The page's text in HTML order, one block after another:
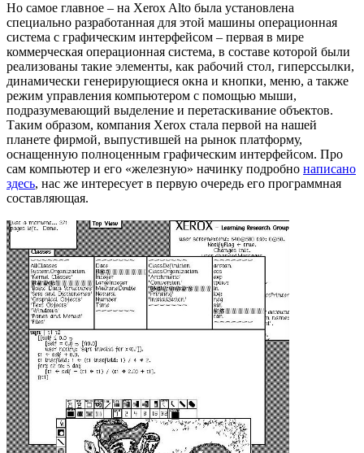
Но самое главное – на Xerox Alto была установлена
специально разработанная для этой машины операционная
система с графическим интерфейсом – первая в мире
коммерческая операционная система, в составе которой были
реализованы такие элементы, как рабочий стол, гиперссылки,
динамически генерирующиеся окна и кнопки, меню, а также
режим управления компьютером с помощью мыши,
подразумевающий выделение и перетаскивание объектов.
Таким образом, компания Xerox стала первой на нашей
планете фирмой, выпустившей на рынок платформу,
оснащенную полноценным графическим интерфейсом. Про
сам компьютер и его «железную» начинку подробно написано
здесь, нас же интересует в первую очередь его программная
составляющая.